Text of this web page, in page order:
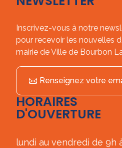
Inscrivez-vous à notre
pour recevoir les nouvelles
mairie de Ville de Bourbon
Renseignez votre
HORAIRES
D'OUVERTURE
lundi au vendredi de 9h